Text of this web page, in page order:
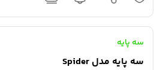
سه پایه
سه پایه مدل Spider